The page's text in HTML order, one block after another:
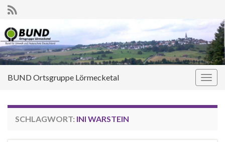
BUND Ortsgruppe Lörmecketal
SCHLAGWORT: INI WARSTEIN